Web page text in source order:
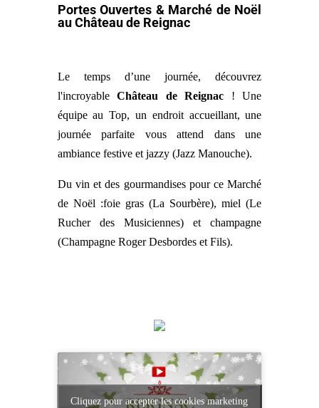
Portes Ouvertes & Marché de Noël
au Château de Reignac
Le temps d’une journée, découvrez
l'incroyableChâteau de Reignac ! Une
équipe au Top, un endroit accueillant, une
journée parfaite vous attend dans une
ambiance festive et jazzy (Jazz Manouche).
Du vin et des gourmandises pour ce Marché
de Noël :foie gras (La Sourbère), miel (Le
Rucher des Musiciennes) et champagne
(Champagne Roger Desbordes et Fils).
Cliquez pour accepter les cookies marketing